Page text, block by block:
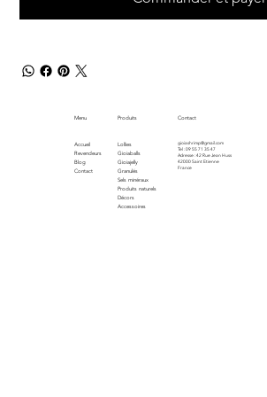
Menu
Accueil
Revendeurs
Blog
Contact
Produits
Lollies
Gioiaballs
Gioiajelly
Granulés
Sels minéraux
Produits naturels
Décors
Accessoires
gioiashrimp@gmail.com
Tel : 09 55 71 35 47
Adresse : 42 Rue Jean Huss
42000 Saint Etienne
France
Contact